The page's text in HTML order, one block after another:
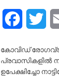
Facebook
കോവിഡ്
പ്രവാസികളിൽ
ഉപേക്ഷിച്ചോ